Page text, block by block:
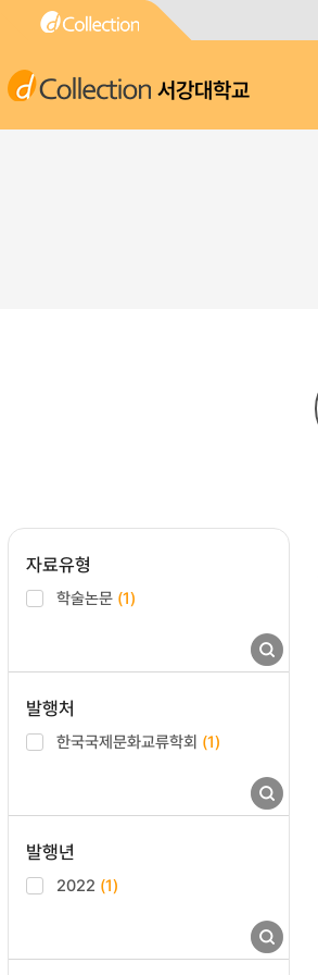
서강대학교
자료유형
학술논문 (1)
발행처
한국국제문화교류학회 (1)
발행년
2022 (1)